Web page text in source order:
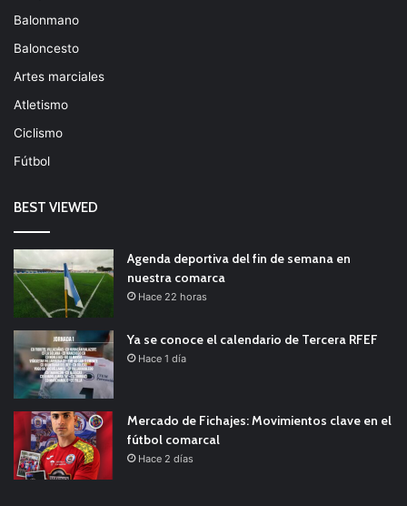
Balonmano
Baloncesto
Artes marciales
Atletismo
Ciclismo
Fútbol
BEST VIEWED
Agenda deportiva del fin de semana en
nuestra comarca
Hace 22 horas
Ya se conoce el calendario de Tercera RFEF
Hace 1 día
Mercado de Fichajes: Movimientos clave en el
fútbol comarcal
Hace 2 días